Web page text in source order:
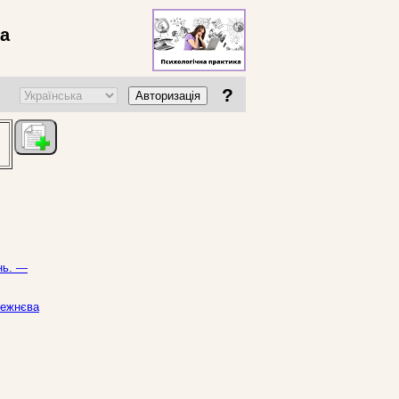
Авторизація ?
—